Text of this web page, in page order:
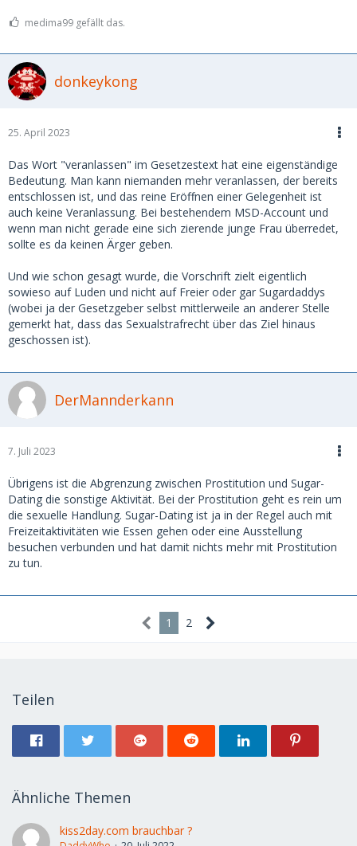
medima99 gefällt das.
donkeykong
25. April 2023
Das Wort "veranlassen" im Gesetzestext hat eine eigenständige
Bedeutung. Man kann niemanden mehr veranlassen, der bereits
entschlossen ist, und das reine Eröffnen einer Gelegenheit ist
auch keine Veranlassung. Bei bestehendem MSD-Account und
wenn man nicht gerade eine sich zierende junge Frau überredet,
sollte es da keinen Ärger geben.
Und wie schon gesagt wurde, die Vorschrift zielt eigentlich
sowieso auf Luden und nicht auf Freier oder gar Sugardaddys
(wobei ja der Gesetzgeber selbst mittlerweile an anderer Stelle
gemerkt hat, dass das Sexualstrafrecht über das Ziel hinaus
geschossen ist).
DerMannderkann
7. Juli 2023
Übrigens ist die Abgrenzung zwischen Prostitution und Sugar-
Dating die sonstige Aktivität. Bei der Prostitution geht es rein um
die sexuelle Handlung. Sugar-Dating ist ja in der Regel auch mit
Freizeitaktivitäten wie Essen gehen oder eine Ausstellung
besuchen verbunden und hat damit nichts mehr mit Prostitution
zu tun.
1 2
Teilen
Ähnliche Themen
kiss2day.com brauchbar ?